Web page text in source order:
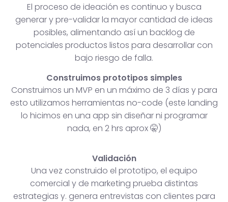
El proceso de ideación es continuo y busca
generar y pre-validar la mayor cantidad de ideas
posibles, alimentando así un backlog de
potenciales productos listos para desarrollar con
bajo riesgo de falla.
Construimos prototipos simples
Construimos un MVP en un máximo de 3 días y para
esto utilizamos herramientas no-code (este landing
lo hicimos en una app sin diseñar ni programar
nada, en 2 hrs aprox 🤫)
Validación
Una vez construido el prototipo, el equipo
comercial y de marketing prueba distintas
estrategias y. genera entrevistas con clientes para